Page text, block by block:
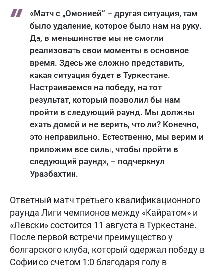
«Матч с „Омонией“ – другая ситуация, там
было удаление, которое было нам на руку.
Да, в меньшинстве мы не смогли
реализовать свои моменты в основное
время. Здесь же сложно представить,
какая ситуация будет в Туркестане.
Настраиваемся на победу, на тот
результат, который позволил бы нам
пройти в следующий раунд. Мы должны
ехать домой и не верить, что ли? Конечно,
это неправильно. Естественно, мы верим и
приложим все силы, чтобы пройти в
следующий раунд», – подчеркнул
Уразбахтин.
Ответный матч третьего квалификационного
раунда Лиги чемпионов между «Кайратом» и
«Левски» состоится 11 августа в Туркестане.
После первой встречи преимущество у
болгарского клуба, который одержал победу в
Софии со счетом 1:0 благодаря голу в